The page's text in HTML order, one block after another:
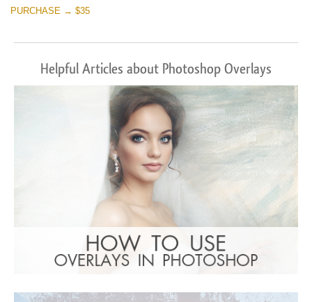
PURCHASE → $35
Helpful Articles about Photoshop Overlays